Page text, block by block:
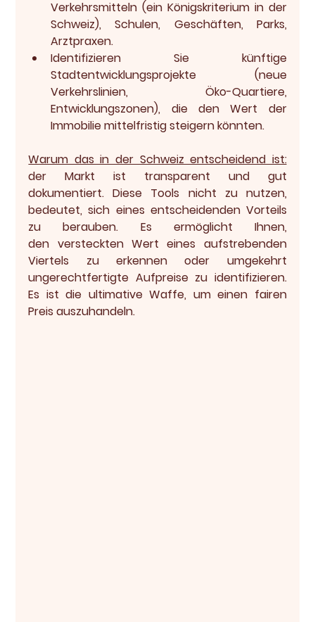
Verkehrsmitteln (ein Königskriterium in der
Schweiz), Schulen, Geschäften, Parks,
Arztpraxen.
Identifizieren Sie künftige
Stadtentwicklungsprojekte (neue
Verkehrslinien, Öko-Quartiere,
Entwicklungszonen), die den Wert der
Immobilie mittelfristig steigern könnten.
Warum das in der Schweiz entscheidend ist:
der Markt ist transparent und gut
dokumentiert. Diese Tools nicht zu nutzen,
bedeutet, sich eines entscheidenden Vorteils
zu berauben. Es ermöglicht Ihnen,
den versteckten Wert eines aufstrebenden
Viertels zu erkennen oder umgekehrt
ungerechtfertigte Aufpreise zu identifizieren.
Es ist die ultimative Waffe, um einen fairen
Preis auszuhandeln.